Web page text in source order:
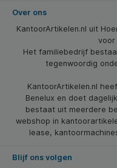
Over ons
KantoorArtikelen.nl uit
voor
Het familiebedrijf
tegenwoordig
KantoorArtikelen.nl
Benelux en doet
bestaat uit meerdere
webshop in
lease,
Blijf ons volgen